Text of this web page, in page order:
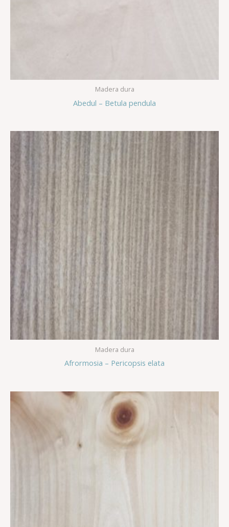
Madera dura
Abedul – Betula pendula
Madera dura
Afrormosia – Pericopsis elata